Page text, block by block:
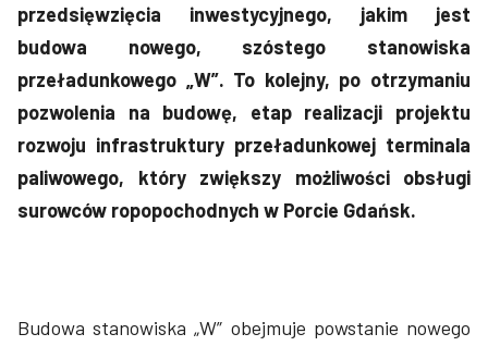
przedsięwzięcia inwestycyjnego, jakim jest
budowa nowego, szóstego stanowiska
przeładunkowego „W”. To kolejny, po otrzymaniu
pozwolenia na budowę, etap realizacji projektu
rozwoju infrastruktury przeładunkowej terminala
paliwowego, który zwiększy możliwości obsługi
surowców ropopochodnych w Porcie Gdańsk.
Budowa stanowiska „W” obejmuje powstanie nowego